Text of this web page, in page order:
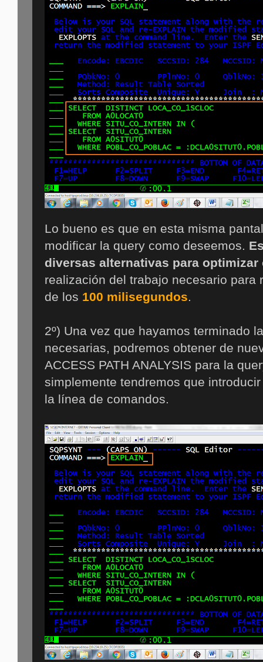
Lo bueno es que en esta misma
modificar la query como deseemos.
diversas alternativas para optimizar
realización del trabajo necesario para
de los 100 milisegundos.
2º) Una vez que hayamos terminado
necesarias, podremos obtener de
ACCESS PATH ANALYSIS para la
simplemente tendremos que
la línea de comandos.